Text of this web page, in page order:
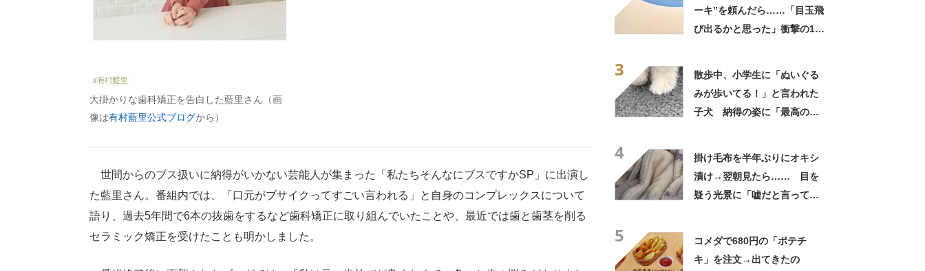
大掛かりな歯科矯正を告白した藍里さん（画
像は有村藍里公式ブログから）
世間からのブス扱いに納得がいかない芸能人が集まった「私たちそんなにブスですかSP」に出演し
た藍里さん。番組内では、「口元がブサイクってすごい言われる」と自身のコンプレックスについて
語り、過去5年間で6本の抜歯をするなど歯科矯正に取り組んでいたことや、最近では歯と歯茎を削る
セラミック矯正を受けたことも明かしました。
ーキ”を頼んだら……「目玉飛
び出るかと思った」衝撃の1皿
3
散歩中、小学生に「ぬいぐる
みが歩いてる！」と言われた
子犬 納得の姿に「最高の褒
4
掛け毛布を半年ぶりにオキシ
漬け→翌朝見たら…… 目を
疑う光景に「嘘だと言ってく
5
コメダで680円の「ポテチ
キ」を注文→出てきたの